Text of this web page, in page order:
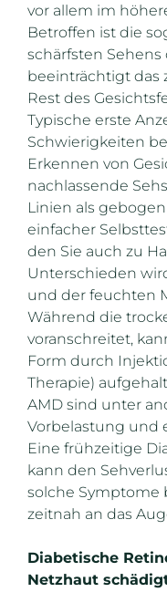
vor allem im
Betroffen ist die
schärfsten
beeinträchtigt das
Rest des
Typische erste
Schwierigkeiten
Erkennen von
nachlassende
Linien als
einfacher
den Sie auch zu
Unterschieden
und der feuchten
Während die
voranschreitet,
Form durch
Therapie)
AMD sind unter
Vorbelastung und
Eine frühzeitige
kann den
solche Symptome
zeitnah an das
Diabetische
Netzhaut